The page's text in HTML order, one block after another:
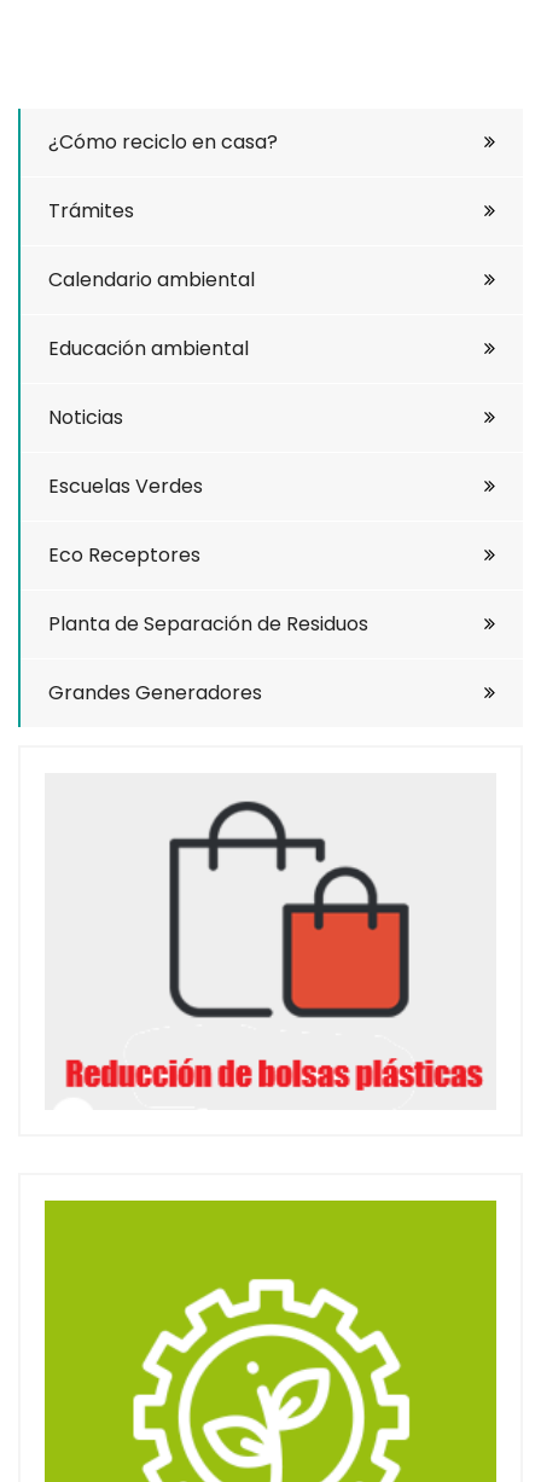
¿Cómo reciclo en casa?
Trámites
Calendario ambiental
Educación ambiental
Noticias
Escuelas Verdes
Eco Receptores
Planta de Separación de Residuos
Grandes Generadores